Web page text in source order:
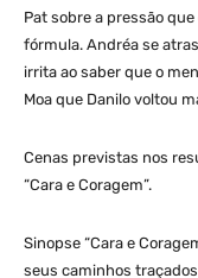
Pat sobre a pressão
fórmula. Andréa se
irrita ao saber que o
Moa que Danilo voltou
Cenas previstas nos
“Cara e Coragem”.
Sinopse “Cara e
seus caminhos